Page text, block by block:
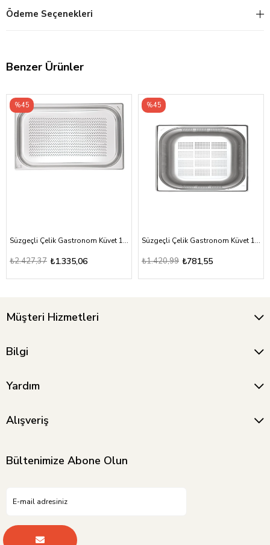
Ödeme Seçenekleri
Benzer Ürünler
Süzgeçli Çelik Gastronom Küvet 1/1-40
₺1.335,06
₺2.427,37
%45
Süzgeçli Çelik Gastronom Küvet 1/2-20
₺781,55
₺1.420,99
%45
Müşteri Hizmetleri
Bilgi
Yardım
Alışveriş
Bültenimize Abone Olun